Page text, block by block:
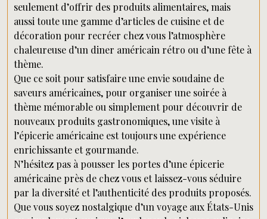
seulement d’offrir des produits alimentaires, mais
aussi toute une gamme d’articles de cuisine et de
décoration pour recréer chez vous l’atmosphère
chaleureuse d’un diner américain rétro ou d’une fête à
thème.
Que ce soit pour satisfaire une envie soudaine de
saveurs américaines, pour organiser une soirée à
thème mémorable ou simplement pour découvrir de
nouveaux produits gastronomiques, une visite à
l’épicerie américaine est toujours une expérience
enrichissante et gourmande.
N’hésitez pas à pousser les portes d’une épicerie
américaine près de chez vous et laissez-vous séduire
par la diversité et l’authenticité des produits proposés.
Que vous soyez nostalgique d’un voyage aux États-Unis